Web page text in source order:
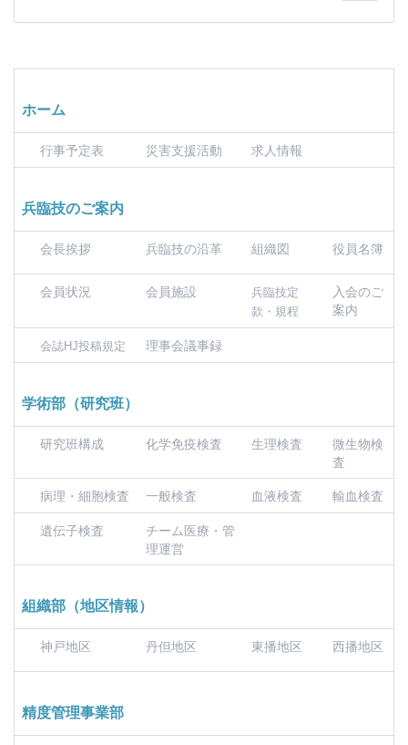
ホーム
行事予定表 災害支援活動 求人情報
兵臨技のご案内
会長挨拶 兵臨技の沿革 組織図 役員名簿
会員状況 会員施設
兵臨技定
款・規程
入会のご
案内
会誌HJ投稿規定 理事会議事録
学術部（研究班）
研究班構成 化学免疫検査 生理検査
微生物検
査
病理・細胞検査
一般検査 血液検査
輸血検査
遺伝子検査
チーム医療・管
理運営
組織部（地区情報）
神戸地区 丹但地区 東播地区 西播地区
精度管理事業部